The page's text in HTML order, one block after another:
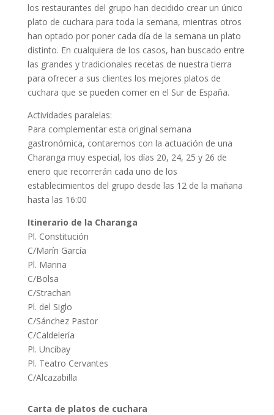
los restaurantes del grupo han decidido crear un único
plato de cuchara para toda la semana, mientras otros
han optado por poner cada día de la semana un plato
distinto. En cualquiera de los casos, han buscado entre
las grandes y tradicionales recetas de nuestra tierra
para ofrecer a sus clientes los mejores platos de
cuchara que se pueden comer en el Sur de España.
Actividades paralelas:
Para complementar esta original semana
gastronómica, contaremos con la actuación de una
Charanga muy especial, los días 20, 24, 25 y 26 de
enero que recorrerán cada uno de los
establecimientos del grupo desde las 12 de la mañana
hasta las 16:00
Itinerario de la Charanga
Pl. Constitución
C/Marín García
Pl. Marina
C/Bolsa
C/Strachan
Pl. del Siglo
C/Sánchez Pastor
C/Caldelería
Pl. Uncibay
Pl. Teatro Cervantes
C/Alcazabilla
Carta de platos de cuchara